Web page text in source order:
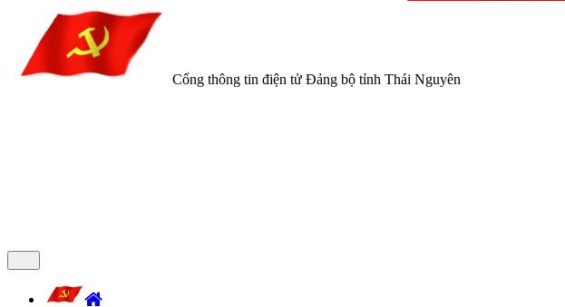
Cổng thông tin điện tử Đảng bộ tỉnh Thái Nguyên